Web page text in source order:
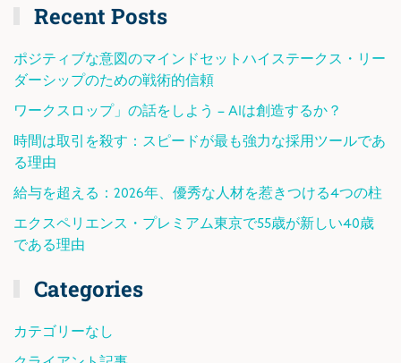
Recent Posts
ポジティブな意図のマインドセットハイステークス・リー
ダーシップのための戦術的信頼
ワークスロップ」の話をしよう – AIは創造するか？
時間は取引を殺す：スピードが最も強力な採用ツールであ
る理由
給与を超える：2026年、優秀な人材を惹きつける4つの柱
エクスペリエンス・プレミアム東京で55歳が新しい40歳
である理由
Categories
カテゴリーなし